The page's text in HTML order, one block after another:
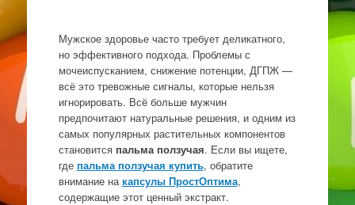
Мужское здоровье часто требует деликатного,
но эффективного подхода. Проблемы с
мочеиспусканием, снижение потенции, ДГПЖ —
всё это тревожные сигналы, которые нельзя
игнорировать. Всё больше мужчин
предпочитают натуральные решения, и одним из
самых популярных растительных компонентов
становится пальма ползучая. Если вы ищете,
где пальма ползучая купить, обратите
внимание на капсулы ПростОптима,
содержащие этот ценный экстракт.